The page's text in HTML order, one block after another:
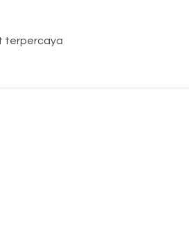
terpercaya